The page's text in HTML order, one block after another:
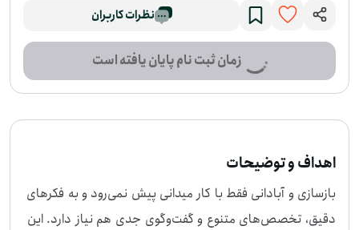
نظرات کاربران
زمان ثبت نام پایان یافته است
اهداف و توضیحات
بازسازی و آبادانی فقط با کار میدانی پیش نمی‌رود و به فکرهای
دقیق، تخصص‌های متنوع و گفت‌وگوی جدی هم نیاز دارد. این